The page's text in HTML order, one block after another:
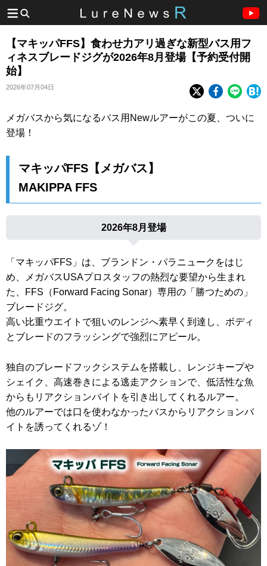
【マキッパFFS】食わせ力アリ過ぎな新型バス用フ
ィネスブレードジグが2026年8月登場【予約受付開
始】
2026年07月04日
メガバスから気になるバス用Newルアーがこの夏、ついに
登場！
マキッパFFS【メガバス】
MAKIPPA FFS
2026年8月登場
「マキッパFFS」は、ブランドン・パラニュークをはじ
め、メガバスUSAプロスタッフの熱烈な要望から生まれ
た、FFS（Forward Facing Sonar）専用の「勝つための」
ブレードジグ。
高い比重ウエイトで狙いのレンジへ素早く到達し、ボディ
とブレードのフラッシングで強烈にアピール。
独自のブレードフックシステムを搭載し、レンジキープや
シェイク、高速巻きによる逃走アクションで、低活性な魚
からもリアクションバイトを引き出してくれるルアー。
他のルアーでは口を使わなかったバスからリアクションバ
イトを誘ってくれるゾ！